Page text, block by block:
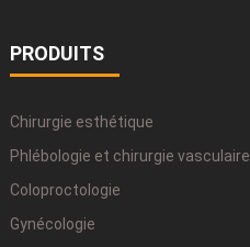
PRODUITS
Chirurgie esthétique
Phlébologie et chirurgie vasculaire
Coloproctologie
Gynécologie